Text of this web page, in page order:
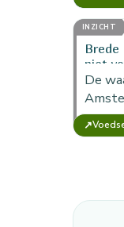
INZICHT
niet
De
↗